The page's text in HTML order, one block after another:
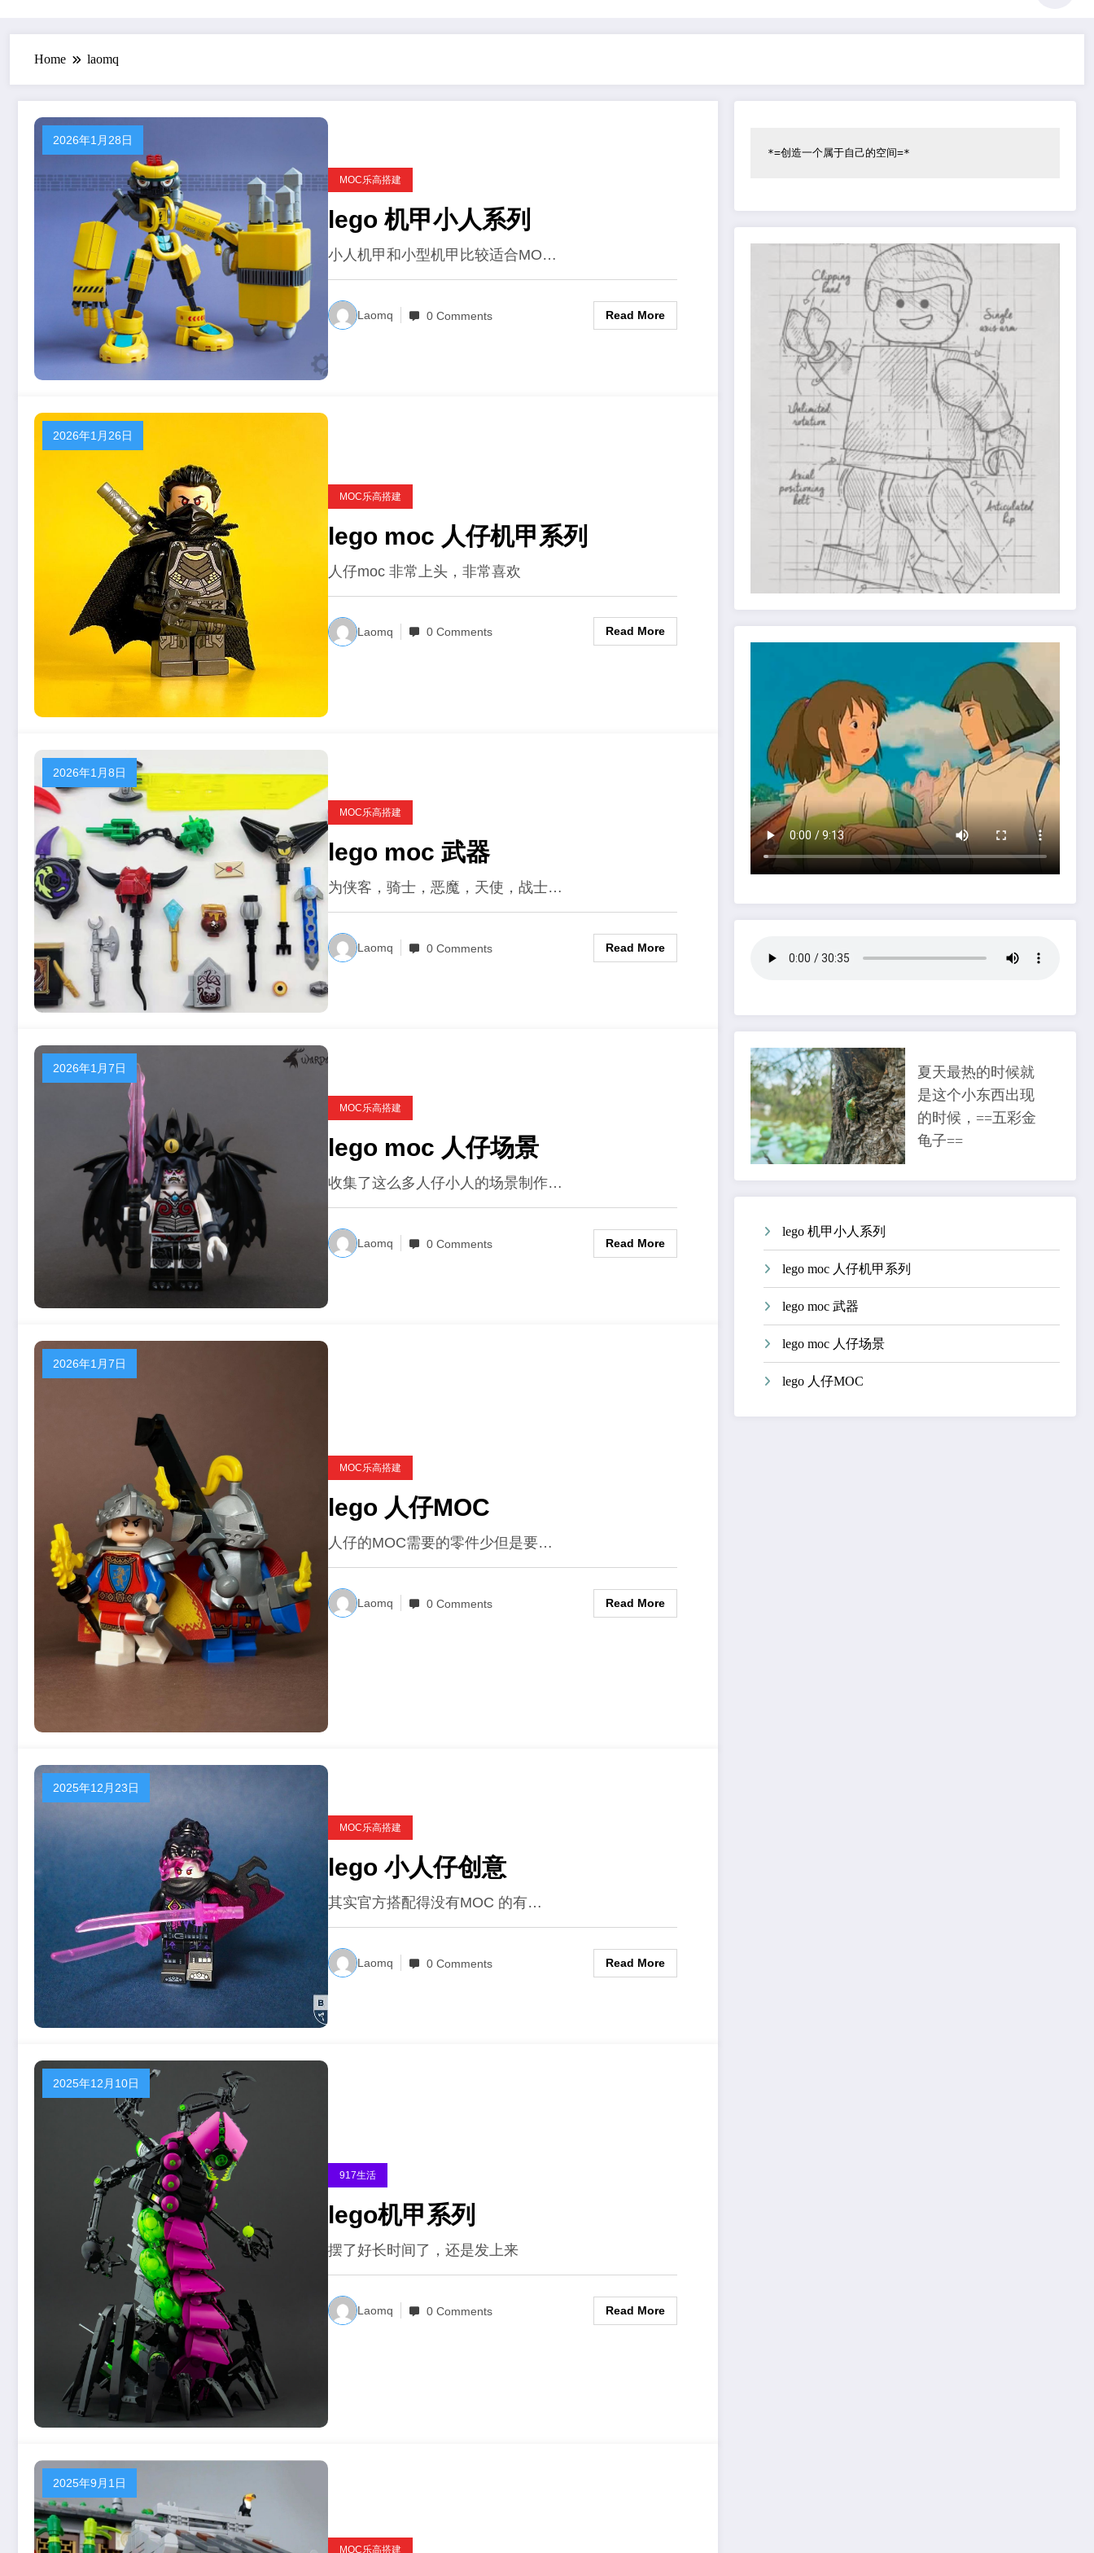
Home laomq
2026年1月28日
MOC乐高搭建
lego 机甲小人系列
小人机甲和小型机甲比较适合MO…
Laomq 0 Comments Read More
2026年1月26日
MOC乐高搭建
lego moc 人仔机甲系列
人仔moc 非常上头，非常喜欢
Laomq 0 Comments Read More
2026年1月8日
MOC乐高搭建
lego moc 武器
为侠客，骑士，恶魔，天使，战士…
Laomq 0 Comments Read More
2026年1月7日
MOC乐高搭建
lego moc 人仔场景
收集了这么多人仔小人的场景制作…
Laomq 0 Comments Read More
2026年1月7日
MOC乐高搭建
lego 人仔MOC
人仔的MOC需要的零件少但是要…
Laomq 0 Comments Read More
2025年12月23日
MOC乐高搭建
lego 小人仔创意
其实官方搭配得没有MOC 的有…
Laomq 0 Comments Read More
2025年12月10日
917生活
lego机甲系列
摆了好长时间了，还是发上来
Laomq 0 Comments Read More
2025年9月1日
MOC乐高搭建
*=创造一个属于自己的空间=*
夏天最热的时候就
是这个小东西出现
的时候，==五彩金
龟子==
lego 机甲小人系列
lego moc 人仔机甲系列
lego moc 武器
lego moc 人仔场景
lego 人仔MOC